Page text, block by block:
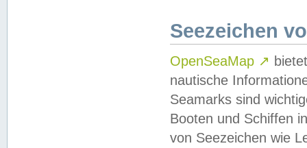
Seezeichen
OpenSeaMap ↗
nautische
Seamarks sind
Booten und Schiffen
von Seezeichen wie